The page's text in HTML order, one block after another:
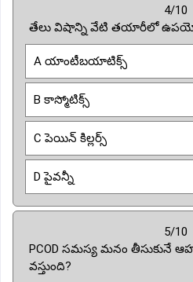
4/10
తేలు విషాన్ని వేటి తయారీలో
A యాంటీబయాటిక్స్
B కాస్మోటిక్స్
C పెయిన్ కిల్లర్స్
D పైవన్నీ
5/10
PCOD సమస్య మనం తీసుకునే
వస్తుంది?